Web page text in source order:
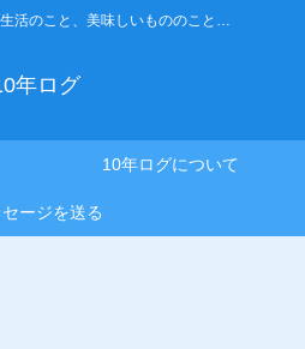
活のこと、美味しいもののこと…
年ログ
10年ログについて
セージを送る